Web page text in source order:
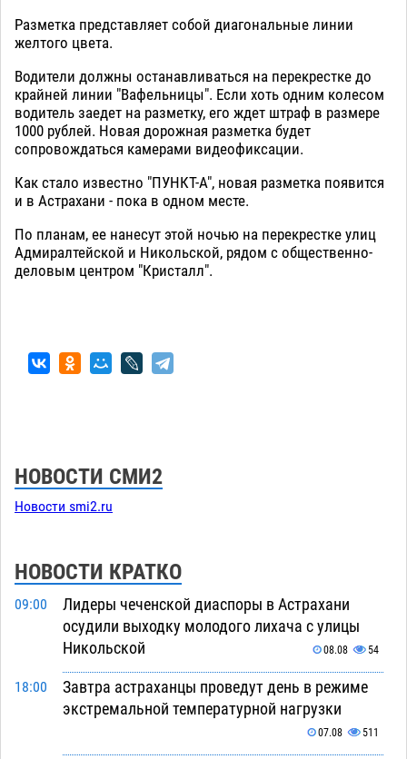
Разметка представляет собой диагональные линии
желтого цвета.
Водители должны останавливаться на перекрестке до
крайней линии "Вафельницы". Если хоть одним колесом
водитель заедет на разметку, его ждет штраф в размере
1000 рублей. Новая дорожная разметка будет
сопровождаться камерами видеофиксации.
Как стало известно "ПУНКТ-А", новая разметка появится
и в Астрахани - пока в одном месте.
По планам, ее нанесут этой ночью на перекрестке улиц
Адмиралтейской и Никольской, рядом с общественно-
деловым центром "Кристалл".
НОВОСТИ СМИ2
Новости smi2.ru
НОВОСТИ КРАТКО
09:00
Лидеры чеченской диаспоры в Астрахани
осудили выходку молодого лихача с улицы
Никольской
08.08 54
18:00
Завтра астраханцы проведут день в режиме
экстремальной температурной нагрузки
07.08 511